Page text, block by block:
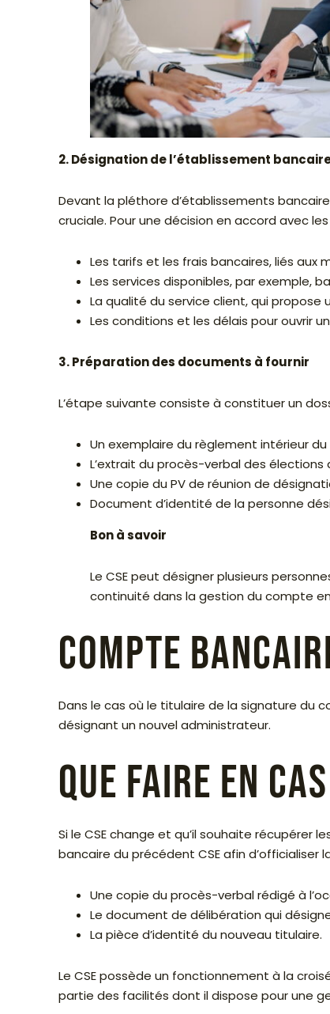
2. Désignation de l’établissement
Devant la pléthore d’établissements
cruciale. Pour une décision en accord avec
Les tarifs et les frais bancaires, liés aux
Les services disponibles, par exemple,
La qualité du service client, qui
Les conditions et les délais pour ouvrir
3. Préparation des documents à fournir
L’étape suivante consiste à constituer un
Un exemplaire du règlement intérieur du
L’extrait du procès-verbal des
Une copie du PV de réunion de
Document d’identité de la personne
Bon à savoir
Le CSE peut désigner plusieurs
continuité dans la gestion du compte
Compte
Dans le cas où le titulaire de la signature du
désignant un nouvel administrateur.
Que faire en
Si le CSE change et qu’il souhaite
bancaire du précédent CSE afin
Une copie du procès-verbal rédigé à
Le document de délibération qui
La pièce d’identité du nouveau titulaire.
Le CSE possède un fonctionnement à la
partie des facilités dont il dispose pour une